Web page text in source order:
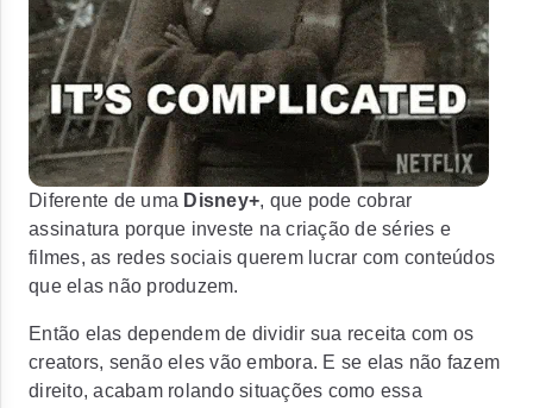
Diferente de uma Disney+, que pode cobrar
assinatura porque investe na criação de séries e
filmes, as redes sociais querem lucrar com conteúdos
que elas não produzem.
Então elas dependem de dividir sua receita com os
creators, senão eles vão embora. E se elas não fazem
direito, acabam rolando situações como essa